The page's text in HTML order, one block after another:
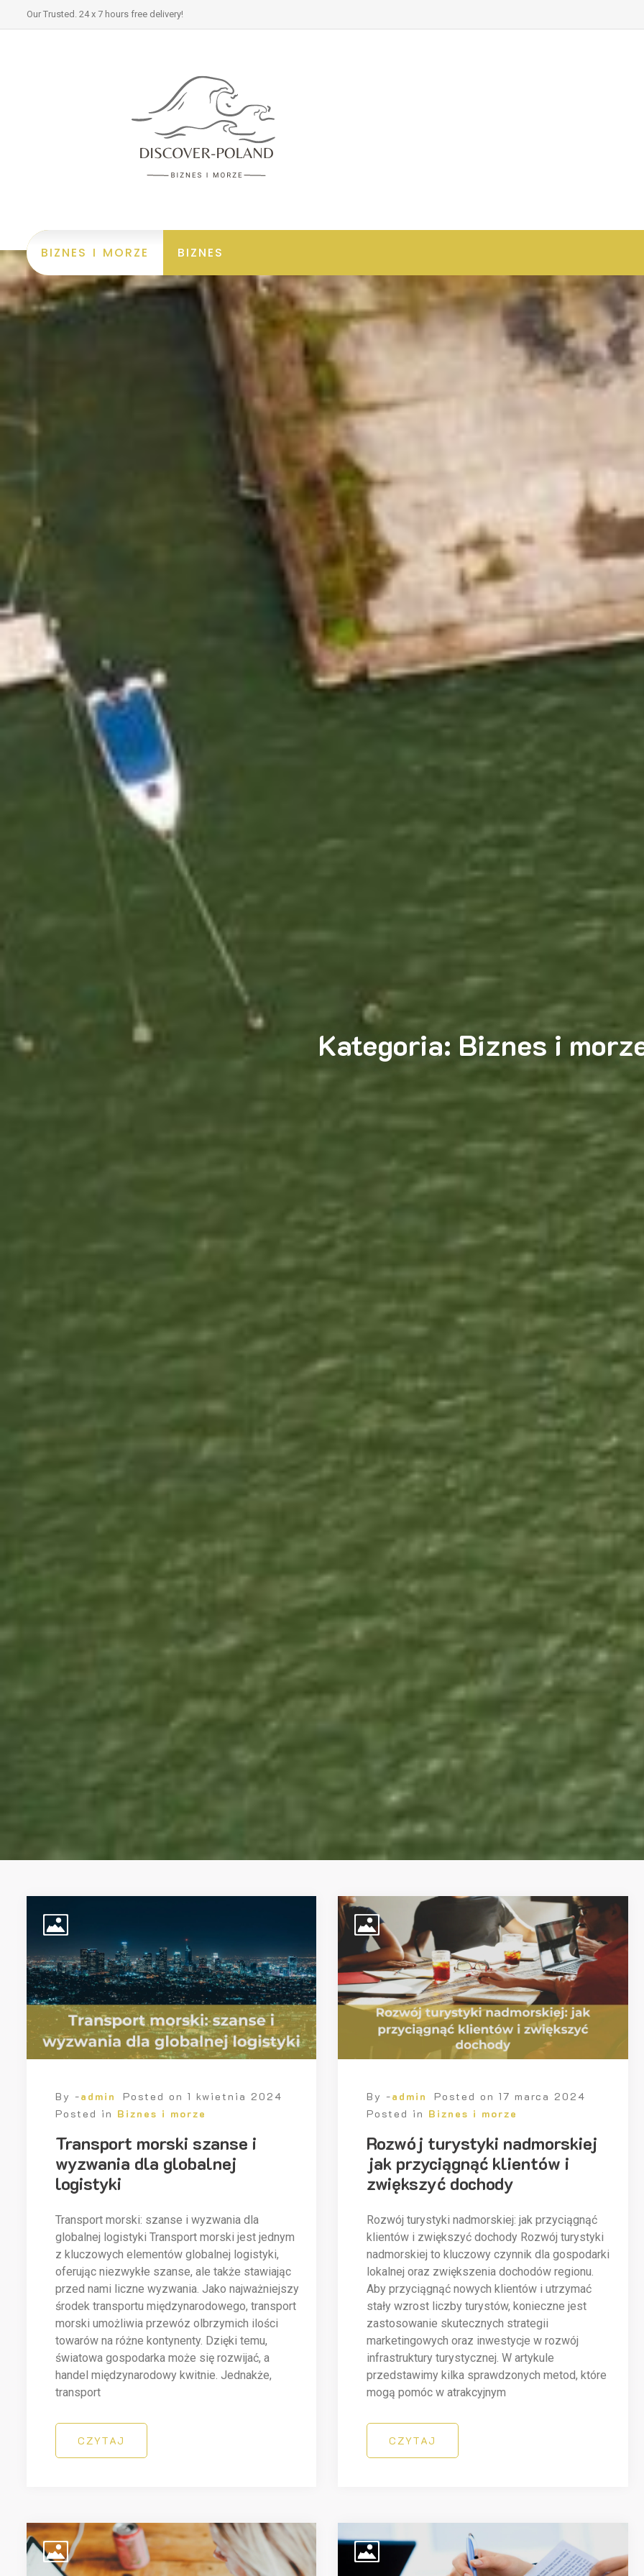
Our Trusted. 24 x 7 hours free delivery!
BIZNES I MORZE BIZNES
Kategoria: Biznes i
By -admin Posted on 1 kwietnia 2024
Posted in Biznes i morze
Transport morski szanse i
wyzwania dla globalnej
logistyki
Transport morski: szanse i wyzwania dla
globalnej logistyki Transport morski jest jednym
z kluczowych elementów globalnej logistyki,
oferując niezwykłe szanse, ale także stawiając
przed nami liczne wyzwania. Jako najważniejszy
środek transportu międzynarodowego, transport
morski umożliwia przewóz olbrzymich ilości
towarów na różne kontynenty. Dzięki temu,
światowa gospodarka może się rozwijać, a
handel międzynarodowy kwitnie. Jednakże,
transport
CZYTAJ
By -admin Posted on17 marca 2024
Posted in Biznes i morze
Rozwój turystyki nadmorskiej
jak przyciągnąć klientów i
zwiększyć dochody
Rozwój turystyki nadmorskiej: jak przyciągnąć
klientów i zwiększyć dochody Rozwój turystyki
nadmorskiej to kluczowy czynnik dla gospodarki
lokalnej oraz zwiększenia dochodów regionu.
Aby przyciągnąć nowych klientów i utrzymać
stały wzrost liczby turystów, konieczne jest
zastosowanie skutecznych strategii
marketingowych oraz inwestycje w rozwój
infrastruktury turystycznej. W artykule
przedstawimy kilka sprawdzonych metod, które
mogą pomóc w atrakcyjnym
CZYTAJ